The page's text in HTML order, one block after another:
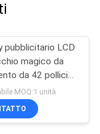
pubblicitario LCD
magico da
da 42 pollici
MOQ:1 unità